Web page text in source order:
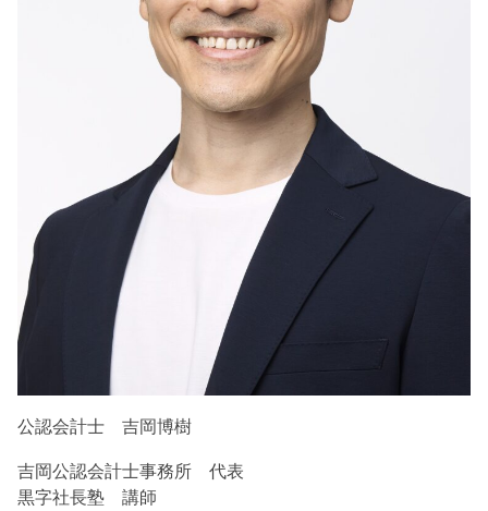
公認会計士 吉岡博樹
吉岡公認会計士事務所 代表
黒字社長塾 講師